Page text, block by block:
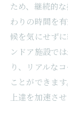
ため、継続的
わりの時間を
候を気にせず
ンドア施設で
り、リアルな
ことができま
上達を加速さ